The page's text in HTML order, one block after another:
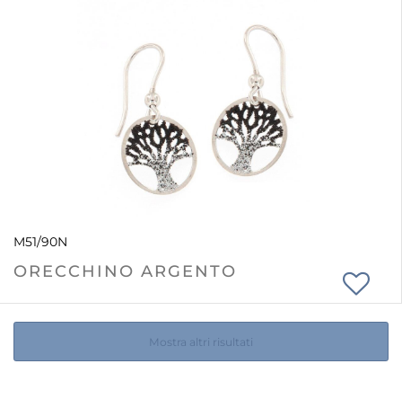
M51/90N
ORECCHINO ARGENTO
Mostra altri risultati